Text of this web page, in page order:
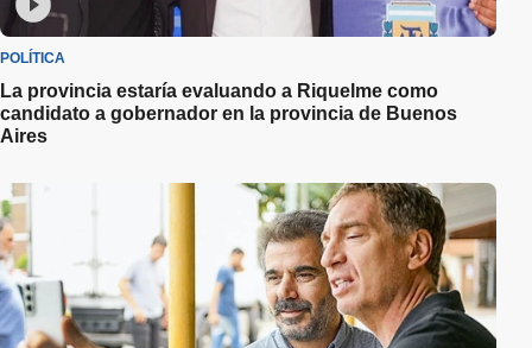
POLÍTICA
La provincia estaría evaluando a Riquelme como
candidato a gobernador en la provincia de Buenos
Aires